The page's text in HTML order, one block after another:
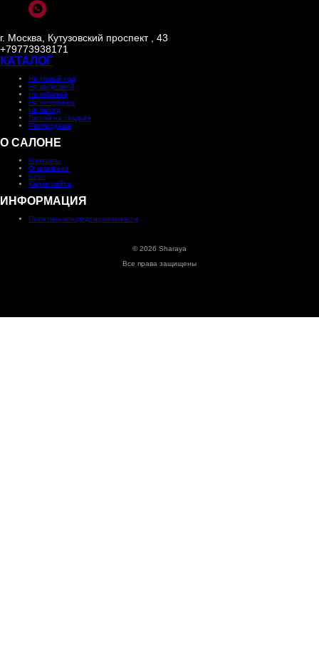
г. Москва, Кутузовский проспект , 43
+79773938171
КАТАЛОГ
На Новый год
На выпускной
На юбилей
На вечеринку
На выход
Гостей на свадьбу
Распродажа
О САЛОНЕ
Контакты
О компании
Блог
Карта сайта
ИНФОРМАЦИЯ
Политика конфиденциальности
© 2026 Sharaya
Все права защищены